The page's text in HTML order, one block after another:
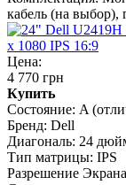
кабель (на выбор),
x 1080 IPS 16:9
Цена:
4 770 грн
Купить
Состояние: A
Бренд: Dell
Диагональ: 24
Тип матрицы: IPS
Разрешение